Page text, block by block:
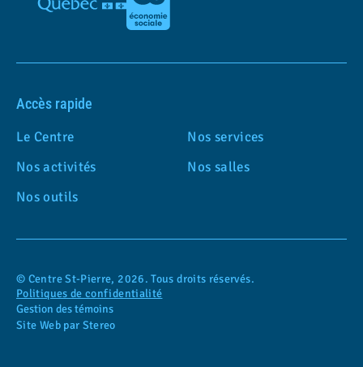
Accès rapide
Le Centre
Nos services
Nos activités
Nos salles
Nos outils
© Centre St-Pierre, 2026. Tous droits réservés.
Politiques de confidentialité
Gestion des témoins
Site Web par Stereo